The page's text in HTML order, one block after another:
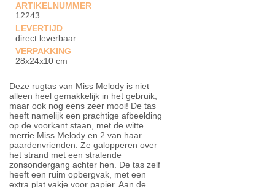
ARTIKELNUMMER
12243
LEVERTIJD
direct leverbaar
VERPAKKING
28x24x10 cm
Deze rugtas van Miss Melody is niet
alleen heel gemakkelijk in het gebruik,
maar ook nog eens zeer mooi! De tas
heeft namelijk een prachtige afbeelding
op de voorkant staan, met de witte
merrie Miss Melody en 2 van haar
paardenvrienden. Ze galopperen over
het strand met een stralende
zonsondergang achter hen. De tas zelf
heeft een ruim opbergvak, met een
extra plat vakje voor papier. Aan de